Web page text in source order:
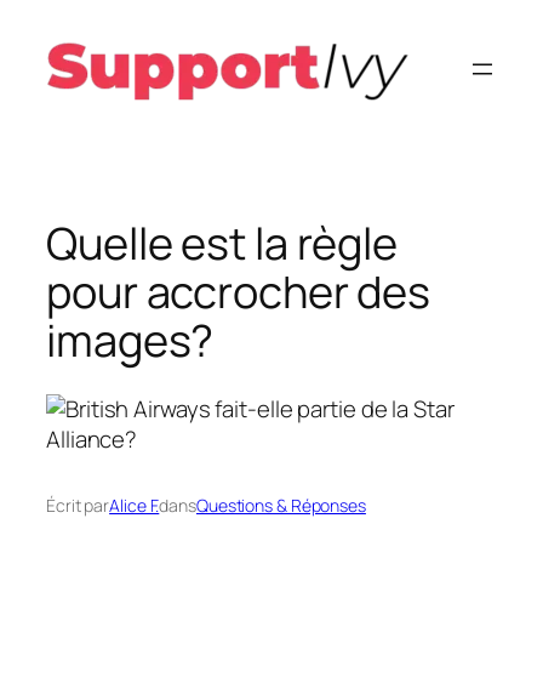
contenu
Quelle est la règle
pour accrocher des
images?
Écrit parAlice F.dansQuestions & Réponses